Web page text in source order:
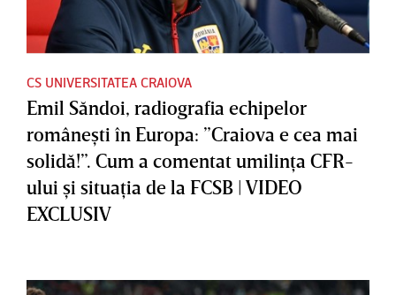
CS UNIVERSITATEA CRAIOVA
Emil Săndoi, radiografia echipelor
româneşti în Europa: ”Craiova e cea mai
solidă!”. Cum a comentat umilinţa CFR-
ului şi situaţia de la FCSB | VIDEO
EXCLUSIV